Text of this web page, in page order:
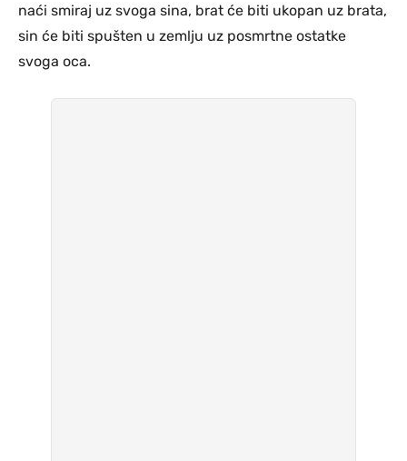
naći smiraj uz svoga sina, brat će biti ukopan uz brata,
sin će biti spušten u zemlju uz posmrtne ostatke
svoga oca.